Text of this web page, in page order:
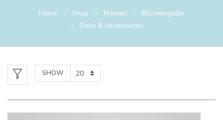
Home Shop Marken
Bloomingville
Deko & Accessoires
SHOW